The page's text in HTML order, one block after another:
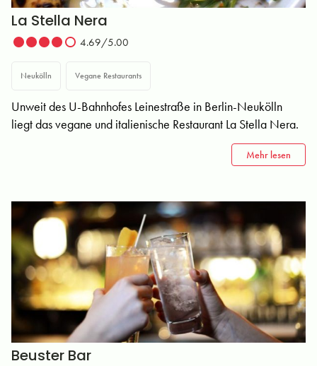
La Stella Nera
4.69/5.00
Neukölln Vegane Restaurants
Unweit des U-Bahnhofes Leinestraße in Berlin-Neukölln
liegt das vegane und italienische Restaurant La Stella Nera.
Mehr lesen
Beuster Bar